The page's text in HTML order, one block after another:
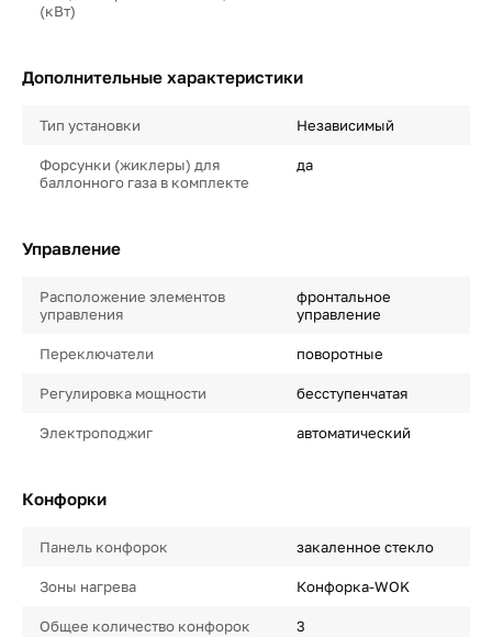
(кВт)
Дополнительные характеристики
Тип установки Независимый
Форсунки (жиклеры) для
баллонного газа в комплекте
да
Управление
Расположение элементов
управления
фронтальное
управление
Переключатели поворотные
Регулировка мощности бесступенчатая
Электроподжиг автоматический
Конфорки
Панель конфорок закаленное стекло
Зоны нагрева Конфорка-WOK
Общее количество конфорок 3